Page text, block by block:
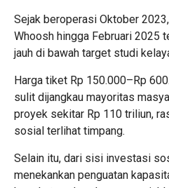
Sejak beroperasi Oktober
Whoosh hingga Februari 2025
jauh di bawah target studi
Harga tiket Rp 150.000–Rp
sulit dijangkau mayoritas
proyek sekitar Rp 110 triliun,
sosial terlihat timpang.
Selain itu, dari sisi investasi
menekankan penguatan